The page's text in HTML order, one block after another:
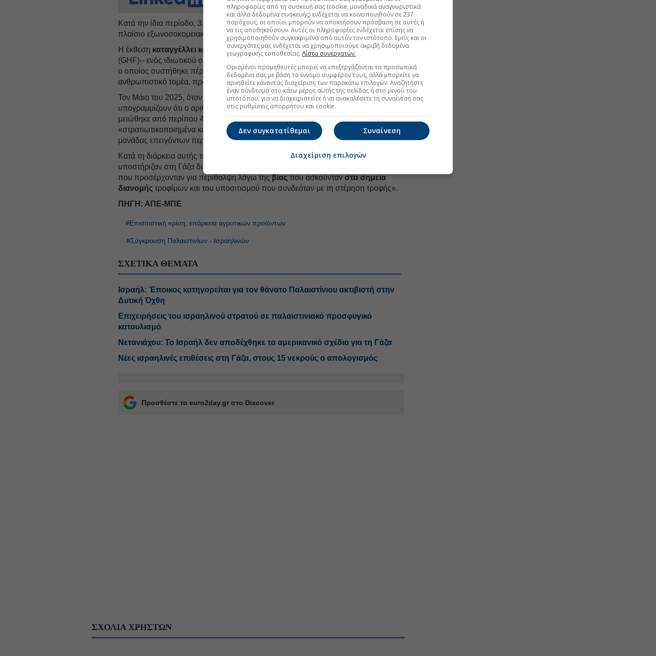
Ακολουθήστε τη σελίδα τουEuro2day.grστοLinkedin
Κατά την ίδια περίοδο, 3.336 έγκυες και θηλάζουσες γυναίκες έλαβαν φροντίδα στο
πλαίσιο εξωνοσοκομειακών προγραμμάτων, διευκρινίζεται στην έκθεση.
Η έκθεση καταγγέλλει και τη δράση του Ανθρωπιστικού Ιδρύματος για τη Γάζα
(GHF)-- ενός ιδιωτικού οργανισμού που υποστηριζόταν από τις ΗΠΑ και το Ισραήλ-
ο οποίος συστήθηκε πέρυσι για να υποκαταστήσει τον ΟΗΕ και τις ΜΚΟ στον
ανθρωπιστικό τομέα, προτού διαλυθεί τον Νοέμβριο.
Τον Μάιο του 2025, όταν το GHF άρχισε να δραστηριοποιείται στη Γάζα, οι MSF
υπογραμμίζουν ότι ο αριθμός των σημείων διανομής τροφίμων στον θύλακα
μειώθηκε από περίπου 400 σε τέσσερα. Αυτά τα σημεία ήταν
«στρατιωτικοποιημένα και θανατηφόρα», υπενθύμισε ο Χοσέ Μας επικεφαλής της
μονάδας επειγόντων περιστατικών των MSF.
Κατά τη διάρκεια αυτής της περιόδου, προσθέτουν οι MSF, οι δομές που
υποστήριζαν στη Γάζα διαπίστωσαν «σημαντική αύξηση του αριθμού των ασθενών
που προσέρχονταν για περίθαλψη λόγω της βίας που ασκούνταν στα σημεία
διανομής τροφίμων και του υποσιτισμού που συνδεόταν με τη στέρηση τροφής».
ΠΗΓΗ: ΑΠΕ-ΜΠΕ
#Επισιτιστική κρίση, επάρκεια αγροτικών προϊόντων
#Σύγκρουση Παλαιστινίων - Ισραηλινών
ΣΧΕΤΙΚΑ ΘΕΜΑΤΑ
Ισραήλ: Έποικος κατηγορείται για τον θάνατο Παλαιστίνιου ακτιβιστή στην
Δυτική Όχθη
Επιχειρήσεις του ισραηλινού στρατού σε παλαιστινιακό προσφυγικό
καταυλισμό
Νετανιάχου: Το Ισραήλ δεν αποδέχθηκε το αμερικανικό σχέδιο για τη Γάζα
Νέες ισραηλινές επιθέσεις στη Γάζα, στους 15 νεκρούς ο απολογισμός
Προσθέστε το euro2day.gr στο Discover
ΣΧΟΛΙΑ ΧΡΗΣΤΩΝ
πληροφορίες από τη συσκευή σας (cookie, μοναδικά αναγνωριστικά
και άλλα δεδομένα συσκευής) ενδέχεται να κοινοποιηθούν σε 237
παρόχους, οι οποίοι μπορούν να αποκτήσουν πρόσβαση σε αυτές ή
να τις αποθηκεύσουν. Αυτές οι πληροφορίες ενδέχεται επίσης να
χρησιμοποιηθούν συγκεκριμένα από αυτόν τον ιστότοπο. Εμείς και οι
συνεργάτες μας ενδέχεται να χρησιμοποιούμε ακριβή δεδομένα
γεωγραφικής τοποθεσίας. Λίστα συνεργατών.
Ορισμένοι προμηθευτές μπορεί να επεξεργάζονται τα προσωπικά
δεδομένα σας με βάση το έννομο συμφέρον τους, αλλά μπορείτε να
αρνηθείτε κάνοντας διαχείριση των παρακάτω επιλογών. Αναζητήστε
έναν σύνδεσμο στο κάτω μέρος αυτής της σελίδας ή στο μενού του
ιστοτόπου, για να διαχειριστείτε ή να ανακαλέσετε τη συναίνεσή σας
στις ρυθμίσεις απορρήτου και cookie.
Συναίνεση
Δεν συγκατατίθεμαι
Διαχείριση επιλογών